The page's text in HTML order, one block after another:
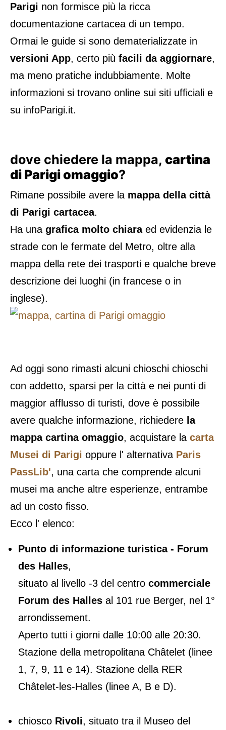
Parigi non formisce più la ricca
documentazione cartacea di un tempo.
Ormai le guide si sono dematerializzate in
versioni App, certo più facili da aggiornare,
ma meno pratiche indubbiamente. Molte
informazioni si trovano online sui siti ufficiali e
su infoParigi.it.
dove chiedere la mappa, cartina
di Parigi omaggio?
Rimane possibile avere la mappa della città
di Parigi cartacea.
Ha una grafica molto chiaraed evidenzia le
strade con le fermate del Metro, oltre alla
mappa della rete dei trasporti e qualche breve
descrizione dei luoghi (in francese o in
inglese).
Ad oggi sono rimasti alcuni chioschi chioschi
con addetto, sparsi per la città e nei punti di
maggior afflusso di turisti, dove è possibile
avere qualche informazione, richiedere la
mappa cartina omaggio, acquistare la carta
Musei di Parigi oppure l' alternativa Paris
PassLib', una carta che comprende alcuni
musei ma anche altre esperienze, entrambe
ad un costo fisso.
Ecco l' elenco:
Punto di informazione turistica - Forum
des Halles,
situato al livello -3 del centro commerciale
Forum des Halles al 101 rue Berger, nel 1°
arrondissement.
Aperto tutti i giorni dalle 10:00 alle 20:30.
Stazione della metropolitana Châtelet (linee
1, 7, 9, 11 e 14). Stazione della RER
Châtelet-les-Halles (linee A, B e D).
chiosco Rivoli, situato tra il Museo del